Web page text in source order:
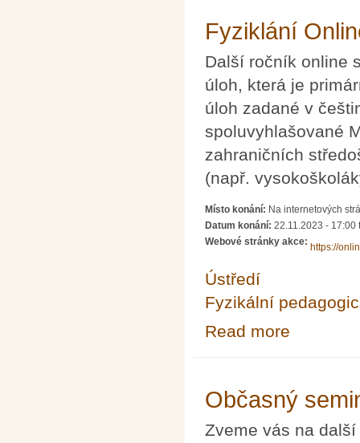
Fyziklání
Další ročník online
úloh, která je
úloh zadané v
spoluvyhlašované
zahraničních
(např.
Místo konání: Na internetových
Datum konání: 22.11.2023 - 17:00
Webové stránky akce:
https://
Ústředí
Fyzikální
Read more
Občasný
Zveme vás na